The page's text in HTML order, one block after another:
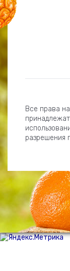
Все права
разрешения